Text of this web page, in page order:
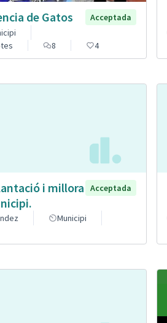
de Gatos
Acceptada
8 4
i millora
Acceptada
Municipi